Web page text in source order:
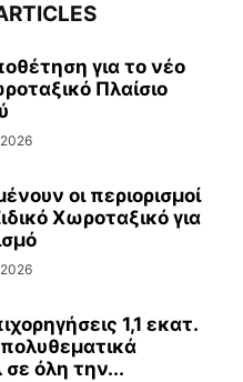
για το νέο
Πλαίσιο
οι περιορισμοί
Χωροταξικό για
1,1 εκατ.
σε όλη την...